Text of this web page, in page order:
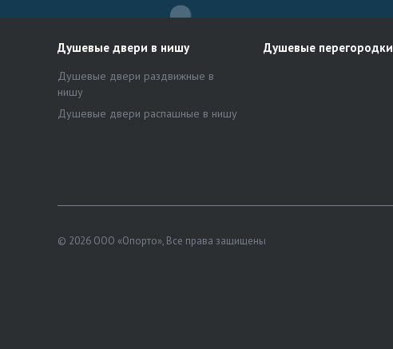
Душевые двери в нишу
Душевые двери раздвижные в
нишу
Душевые двери распашные в нишу
Душевые перегородки
© 2026 ООО «Опорто», Все права защищены